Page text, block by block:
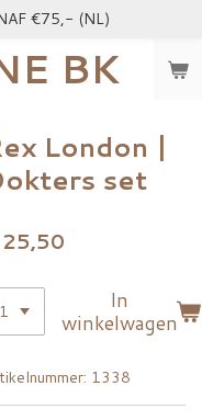
BK
€75,- (NL)
London |
set
In
winkelwagen
1338